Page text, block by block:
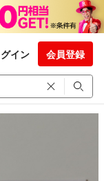
イン 会員登録